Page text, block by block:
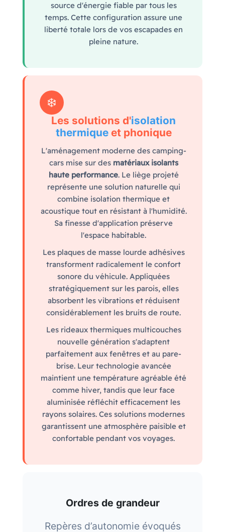
source d'énergie fiable par tous les
temps. Cette configuration assure une
liberté totale lors de vos escapades en
pleine nature.
❄️
Les solutions d'isolation
thermiqueet phonique
L'aménagement moderne des camping-
cars mise sur des matériaux isolants
haute performance. Le liège projeté
représente une solution naturelle qui
combine isolation thermique et
acoustique tout en résistant à l'humidité.
Sa finesse d'application préserve
l'espace habitable.
Les plaques de masse lourde adhésives
transforment radicalement le confort
sonore du véhicule. Appliquées
stratégiquement sur les parois, elles
absorbent les vibrations et réduisent
considérablement les bruits de route.
Les rideaux thermiques multicouches
nouvelle génération s'adaptent
parfaitement aux fenêtres et au pare-
brise. Leur technologie avancée
maintient une température agréable été
comme hiver, tandis que leur face
aluminisée réfléchit efficacement les
rayons solaires. Ces solutions modernes
garantissent une atmosphère paisible et
confortable pendant vos voyages.
Ordres de grandeur
Repères d’autonomie évoqués